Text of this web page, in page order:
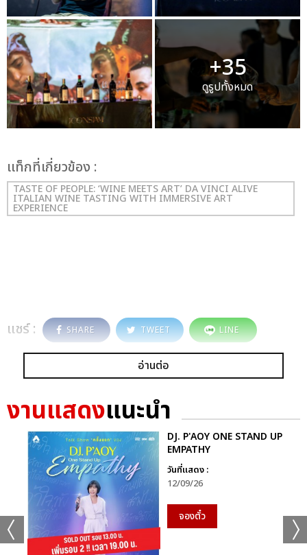
+35
ดูรูปทั้งหมด
เเท็กที่เกี่ยวข้อง :
TASTE OF PEOPLE: ‘WINE MEETS ART’ DA VINCI ALIVE
ITALIAN WINE TASTING WITH IMMERSIVE ART
EXPERIENCE
แชร์ : SHARE TWEET LINE
อ่านต่อ
งานแสดงแนะนำ
DJ. P'AOY ONE STAND UP
EMPATHY
วันที่แสดง :
12/09/26
จองตั๋ว